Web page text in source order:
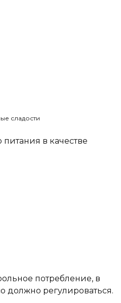
сладости
в качестве
потребление, в
должно регулироваться.